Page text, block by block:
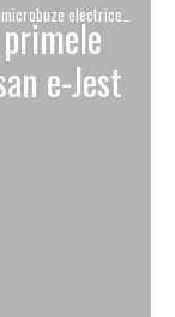
electrice
e-Jest